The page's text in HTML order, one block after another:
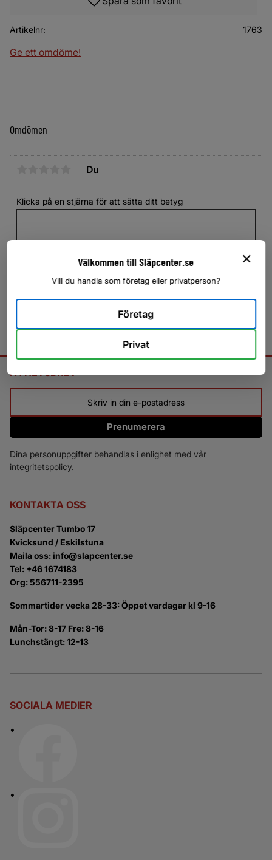
Lägg till i favoriter
Artikelnr 1763
Ge ett omdöme!
Omdömen
Du
Klicka på en stjärna för att sätta ditt betyg
NYHETSBREV
Prenumerera
Dina personuppgifter behandlas i enlighet med vår
integritetspolicy.
KONTAKTA OSS
Släpcenter Tumbo 17
Kvicksund / Eskilstuna
Maila oss: info@slapcenter.se
Tel: +46 1674183
Org: 556711-2395
Sommartider vecka 28-33: Öppet vardagar kl 9-16
Mån-Tor: 8-17 Fre: 8-16
Lunchstängt: 12-13
SOCIALA MEDIER
Välkommen till Släpcenter.se
Vill du handla som företag eller privatperson?
Företag
Privat